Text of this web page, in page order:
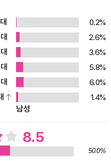
보인 ‘1900년 파리 만국박람회
은 더욱 유려해졌고, 도판은 질
수가 훨씬 더 늘어난 것은 당연
하고 있는 저자는 우리나라에서
영역을 개척한 독보적인 연구
증까지 취득한 전문가이기도 하
식미술사에 머물지 않는다. 역
특한 관점을 탄생시켰다. 이 두
며 새로운 탄생을 기다리게 만드
0.2%
2.6%
3.6%
5.8%
6.0%
1.4%
남성
8.5
50.0%